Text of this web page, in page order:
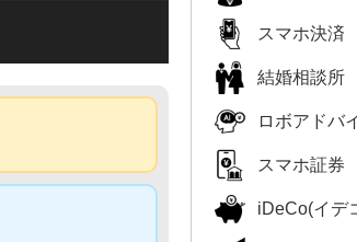
スマホ決済
結婚相談所
ロボアドバ
スマホ証券
iDeCo(イデ